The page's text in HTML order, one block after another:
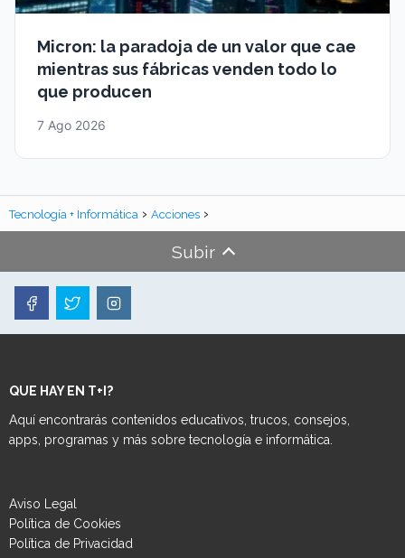
Micron: la paradoja de un valor que cae
mientras sus fábricas venden todo lo
que producen
7 Ago 2026
Tecnología + Informática Acciones
Subir
QUE HAY EN T+I?
Aquí encontrarás contenidos educativos, trucos, consejos,
apps, programas y más sobre tecnología e informática.
Aviso Legal
Política de Cookies
Política de Privacidad